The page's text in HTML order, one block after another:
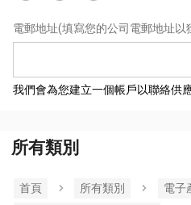
電郵地址(填寫您的公司電郵地址以
我們會為您建立一個帳戶以聯絡供
所有類別
首頁 所有類別 電子